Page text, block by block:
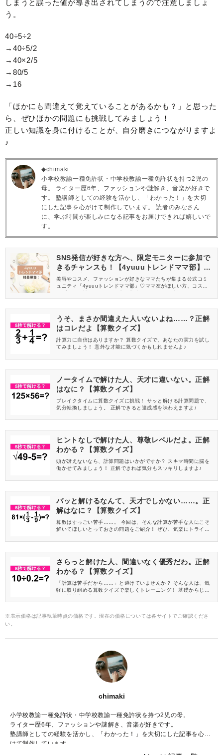
しまうと誤った値が導き出されてしまうので注意しましょ
う。
40÷5÷2
→40÷5/2
→40×2/5
→80/5
→16
「ほかにも間違えて覚えていることがあるかも？」と思った
ら、ぜひほかの問題にも挑戦してみましょう！
正しい知識を身に付けることが、自分磨きにつながりますよ
♪
◆chimaki
小学校教諭一種免許状・中学校教諭一種免許状を持つ2児の
母。 ライター歴6年、ファッションや謎解き、音楽が好きで
す。 塾講師としての経験を活かし、「わかった！」を大切
にした記事を心がけて制作しています。 読者のみなさん
に、学ぶ時間が楽しみになる記事をお届けできれば嬉しいで
す。
SNS発信が好きな方へ、限定モニターに参加で
きるチャンスも！【4yuuuトレンドママ部】部
員募集中
美容やコスメ、ファッションが好きなママたちが集まる公式コミ
ュニティ『4yuuuトレンドママ部』♡ママ友がほしい方、コスメサ
信してくれる方を募集しています！
うそ、まさか間違えた人いないよね……？正解
はコレだよ【算数クイズ】
計算力に自信はありますか？ 算数クイズで、あなたの実力を試し
てみましょう！ 意外な才能に気づくかもしれませんよ♪
ノータイムで解けた人、天才に違いない。正解
はなに？【算数クイズ】
ブレイクタイムに算数クイズに挑戦！ サッと解ける計算問題で、
気分転換しましょう。 正解できると達成感を味わえますよ♪
ヒントなしで解けた人、尊敬レベルだよ。正解
わかる？【算数クイズ】
頭が冴えないなら、計算問題はいかがですか？ スキマ時間に脳を
働かせてみましょう！ 正解できれば気分もスッキリしますよ♪
パッと解けるなんて、天才でしかない……。正
解はなに？【算数クイズ】
算数はすっごい苦手……。 今回は、そんな計算が苦手な人にこそ
解いてほしいとっておきの問題をご紹介！ ぜひ、気楽にトライし
さらっと解けた人、間違いなく優秀だわ。正解
わかる？【算数クイズ】
「計算は苦手だから……」と避けていませんか？ そんな人は、気
軽に取り組める算数クイズで楽しくトレーニング！ 基礎からじっ
※表示価格は記事執筆時点の価格です。現在の価格については各サイトでご確認くださ
い。
chimaki
小学校教諭一種免許状・中学校教諭一種免許状を持つ2児の母。
ライター歴6年、ファッションや謎解き、音楽が好きです。
塾講師としての経験を活かし、「わかった！」を大切にした記事を心が
けて制作しています。
読者のみなさんに、学ぶ時間が楽しみになる記事をお届けできれば嬉し